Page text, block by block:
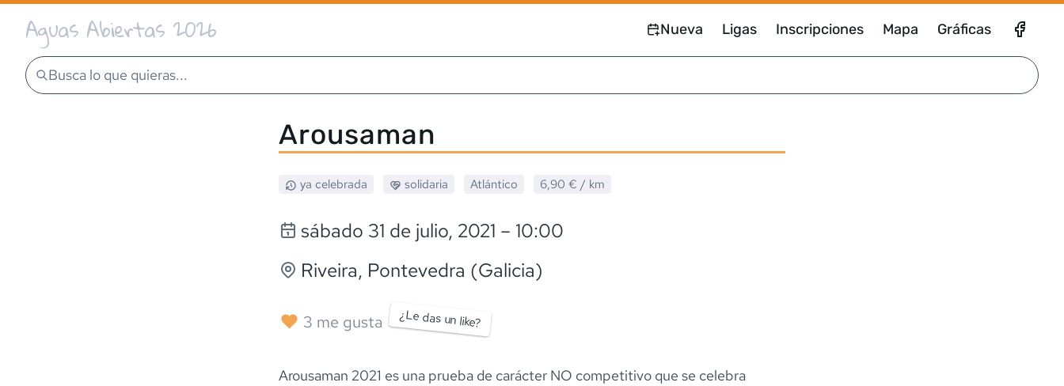
Aguas Abiertas 2026 Nueva Ligas Inscripciones Mapa Gráficas
Busca lo que quieras...
Arousaman
ya celebrada solidaria Atlántico 6,90 € / km
sábado 31 de julio, 2021 – 10:00
Riveira, Pontevedra (Galicia)
3 me gusta ¿Le das un like?
Arousaman 2021 es una prueba de carácter NO competitivo que se celebra